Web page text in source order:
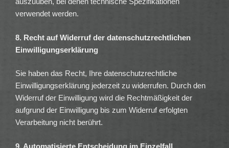
verwendet werden.
8. Recht auf Widerruf der datenschutzrechtlichen
Einwilligungserklärung
Sie haben das Recht, Ihre datenschutzrechtliche
Einwilligungserklärung jederzeit zu widerrufen. Durch den
Widerruf der Einwilligung wird die Rechtmäßigkeit der
aufgrund der Einwilligung bis zum Widerruf erfolgten
Verarbeitung nicht berührt.
9. Automatisierte Entscheidung im Einzelfall